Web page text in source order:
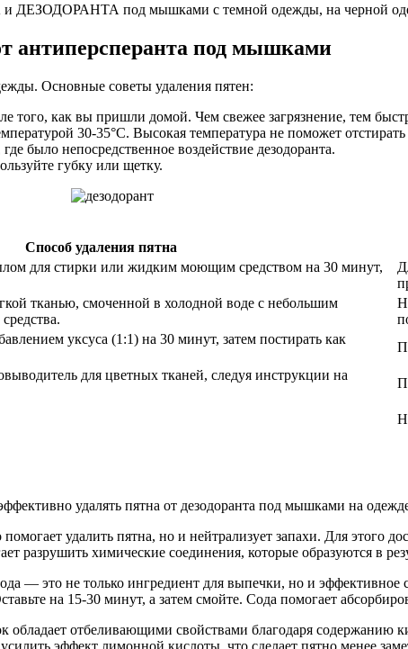
под мышками с темной одежды, на черной
антиперсперанта под мышками
Основные советы удаления пятен:
того, как вы пришли домой. Чем свежее загрязнение, тем
30-35°С. Высокая температура не поможет
было непосредственное воздействие дезодоранта.
губку или щетку.
Способ удаления пятна
для стирки или жидким моющим средством на 30 минут,
тканью, смоченной в холодной воде с небольшим
уксуса (1:1) на 30 минут, затем постирать как
для цветных тканей, следуя инструкции на
удалять пятна от дезодоранта под мышками на
помогает удалить пятна, но и нейтрализует запахи. Для этого
разрушить химические соединения, которые образуются в
— это не только ингредиент для выпечки, но и
на 15-30 минут, а затем смойте. Сода помогает
обладает отбеливающими свойствами благодаря содержанию